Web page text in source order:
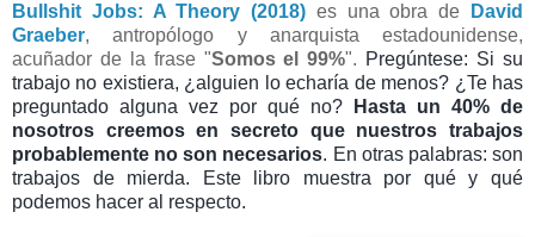
Bullshit Jobs: A Theory (2018) es una obra de
David
Graeber, antropólogo y anarquista estadounidense,
acuñador de la frase "Somos el 99%". Pregúntese: Si su
trabajo no existiera, ¿alguien lo echaría de menos? ¿Te has
preguntado alguna vez por qué no?
Hasta un 40% de
nosotros creemos en secreto que nuestros trabajos
probablemente no son necesarios. En otras palabras: son
trabajos de mierda. Este libro muestra por qué y qué
podemos hacer al respecto.